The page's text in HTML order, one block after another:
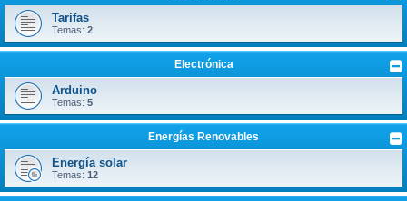
Tarifas
Temas: 2
Electrónica
Arduino
Temas: 5
Energías Renovables
Energía solar
Temas: 12